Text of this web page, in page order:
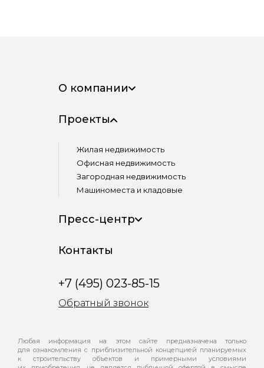
О компании
Проекты
Жилая недвижимость
Офисная недвижимость
Загородная недвижимость
Машиноместа и кладовые
Пресс-центр
Контакты
+7 (495) 023-85-15
Обратный звонок
Любая информация на этом сайте предназначена только
для ознакомления с приблизительной концепцией планируемых
к строительству объектов и примерными условиями